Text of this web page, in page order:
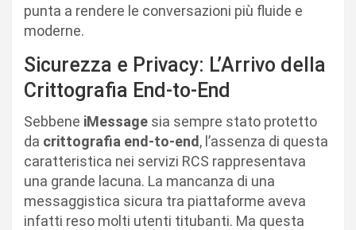
punta a rendere le conversazioni più fluide e
moderne.
Sicurezza e Privacy: L’Arrivo della
Crittografia End-to-End
Sebbene iMessage sia sempre stato protetto
da crittografia end-to-end, l’assenza di questa
caratteristica nei servizi RCS rappresentava
una grande lacuna. La mancanza di una
messaggistica sicura tra piattaforme aveva
infatti reso molti utenti titubanti. Ma questa